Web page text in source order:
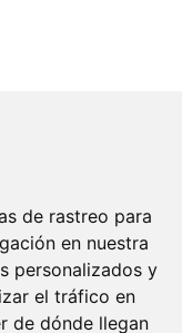
de rastreo para
en nuestra
personalizados y
el tráfico en
de dónde llegan